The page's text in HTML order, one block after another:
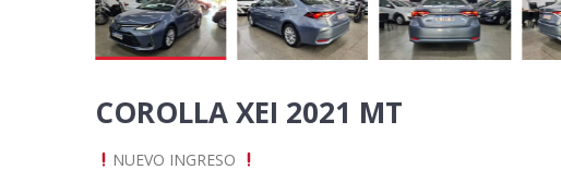
COROLLA XEI 2021 MT
NUEVO INGRESO